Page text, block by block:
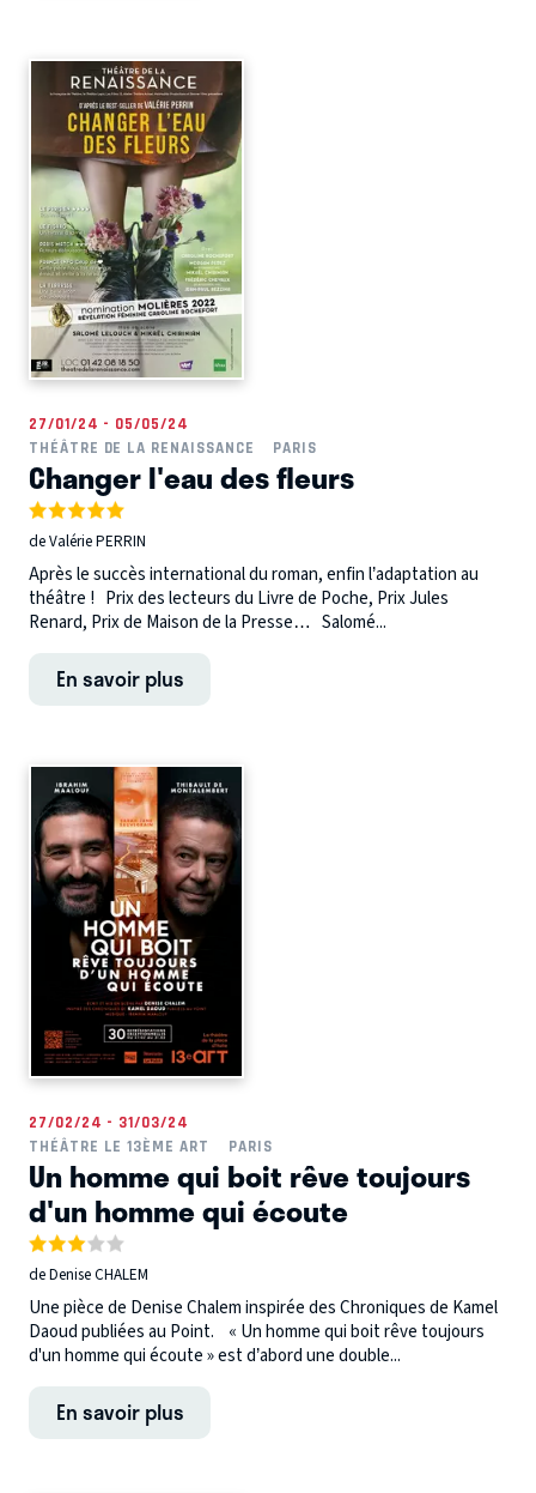
27/01/24 - 05/05/24
THÉÂTRE DE LA RENAISSANCE
PARIS
Changer l'eau des fleurs
de Valérie PERRIN
Après le succès international du roman, enfin l’adaptation au
théâtre ! Prix des lecteurs du Livre de Poche, Prix Jules
Renard, Prix de Maison de la Presse… Salomé...
En savoir plus
27/02/24 - 31/03/24
THÉÂTRE LE 13ÈME ART
PARIS
Un homme qui boit rêve toujours
d'un homme qui écoute
de Denise CHALEM
Une pièce de Denise Chalem inspirée des Chroniques de Kamel
Daoud publiées au Point. « Un homme qui boit rêve toujours
d'un homme qui écoute » est d’abord une double...
En savoir plus